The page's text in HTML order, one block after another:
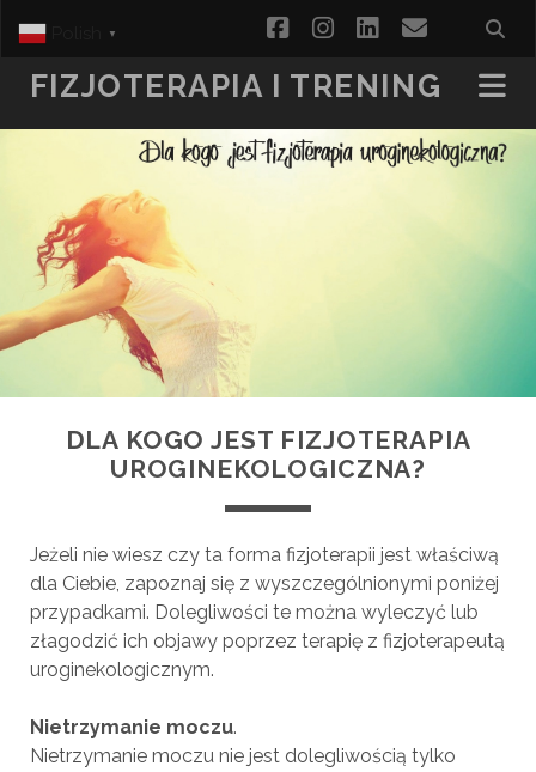
facebookinstagram
linkedinemail
FIZJOTERAPIA I TRENING
DLA KOGO JEST FIZJOTERAPIA
UROGINEKOLOGICZNA?
Jeżeli nie wiesz czy ta forma fizjoterapii jest właściwą
dla Ciebie, zapoznaj się z wyszczególnionymi poniżej
przypadkami. Dolegliwości te można wyleczyć lub
złagodzić ich objawy poprzez terapię z fizjoterapeutą
uroginekologicznym.
Nietrzymanie moczu.
Nietrzymanie moczu nie jest dolegliwością tylko
▼